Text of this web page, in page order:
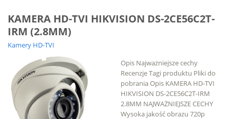
KAMERA HD-TVI HIKVISION DS-2CE56C2T-
IRM (2.8MM)
Kamery HD-TVI
Opis Najważniejsze cechy
Recenzje Tagi produktu Pliki do
pobrania Opis KAMERA HD-TVI
HIKVISION DS-2CE56C2T-IRM
2.8MM NAJWAŻNIEJSZE CECHY
Wysoka jakość obrazu 720p